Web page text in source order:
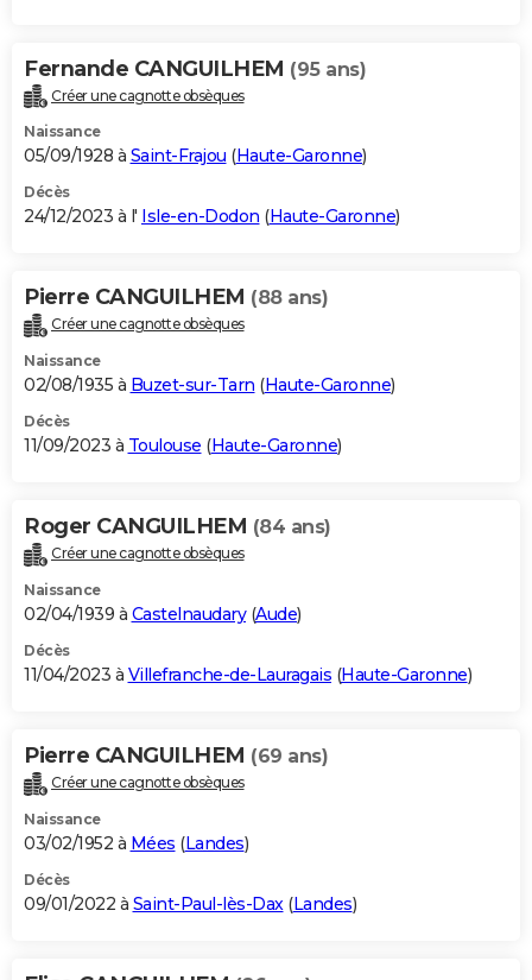
Fernande CANGUILHEM (95 ans)
Créer une cagnotte obsèques
Naissance
05/09/1928 à Saint-Frajou (Haute-Garonne)
Décès
24/12/2023 à l' Isle-en-Dodon (Haute-Garonne)
Pierre CANGUILHEM (88 ans)
Créer une cagnotte obsèques
Naissance
02/08/1935 à Buzet-sur-Tarn (Haute-Garonne)
Décès
11/09/2023 à Toulouse (Haute-Garonne)
Roger CANGUILHEM (84 ans)
Créer une cagnotte obsèques
Naissance
02/04/1939 à Castelnaudary(Aude)
Décès
11/04/2023 à Villefranche-de-Lauragais (Haute-Garonne)
Pierre CANGUILHEM (69 ans)
Créer une cagnotte obsèques
Naissance
03/02/1952 à Mées (Landes)
Décès
09/01/2022 à Saint-Paul-lès-Dax(Landes)